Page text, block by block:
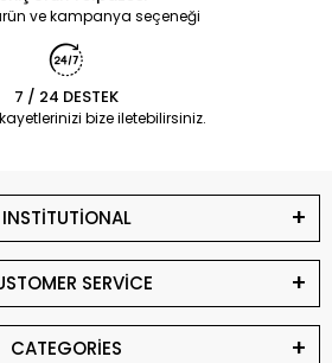
ve kampanya seçeneği
7 / 24 DESTEK
bize iletebilirsiniz.
INSTİTUTİONAL
SERVİCE
CATEGORİES